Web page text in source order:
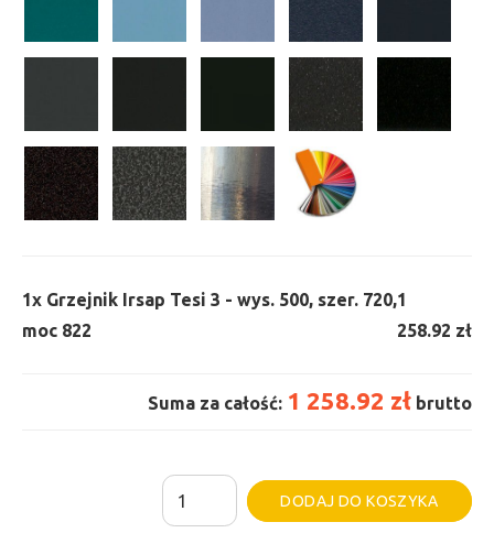
1x Grzejnik Irsap Tesi 3 - wys. 500, szer. 720,
moc 822
1
258.92 zł
Suma za całość: 1 258.92 zł brutto
ilość
Grzejnik
DODAJ DO KOSZYKA